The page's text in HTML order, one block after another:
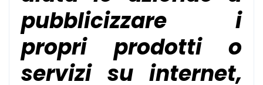
pubblicizzare i
propri prodotti o
servizi su internet,